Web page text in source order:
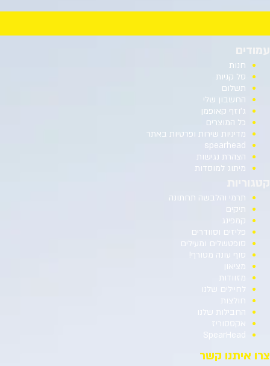
עמודים
חנות
סל קניות
תשלום
החשבון שלי
ג’וזף קאופמן
כל המוצרים
מדיניות שירות ופרטיות באתר
spearhead
הצהרת נגישות
מיתוג למוסדות
תרמי והלבשה תחתונה
תיקים
קמפינג
פליזים וסוודרים
סופטשלים ומעילים
סוף עונה מטורף!
מציאון
מזוודות
לחיילים שלנו
חולצות
החבילות שלנו
אקססוריז
SpearHead
צרו איתנו קשר